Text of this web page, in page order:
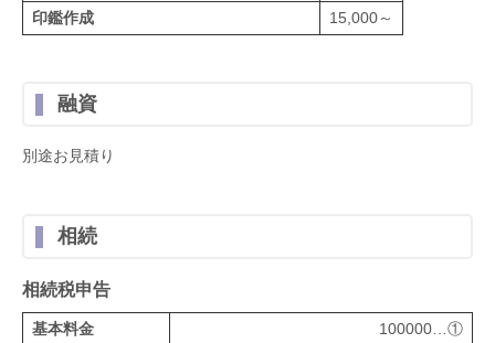
印鑑作成
15,000～
融資
別途お見積り
相続
相続税申告
基本料金
100000…①